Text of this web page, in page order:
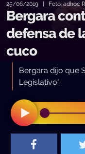
25/06/2019 | Foto: adhoc
Bergara
defensa de
cuco
Bergara dijo que
Legislativo".